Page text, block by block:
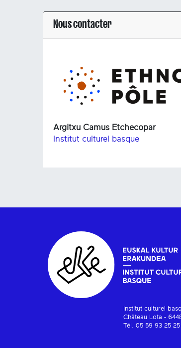
Nous contacter
Argitxu Camus Etchecopar
Institut culturel basque
Institut culturel
Château Lota -
Tél. 05 59 93 25 25